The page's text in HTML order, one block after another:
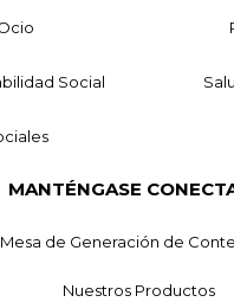
Social
MANTÉNGASE
Mesa de Generación de
Nuestros Productos